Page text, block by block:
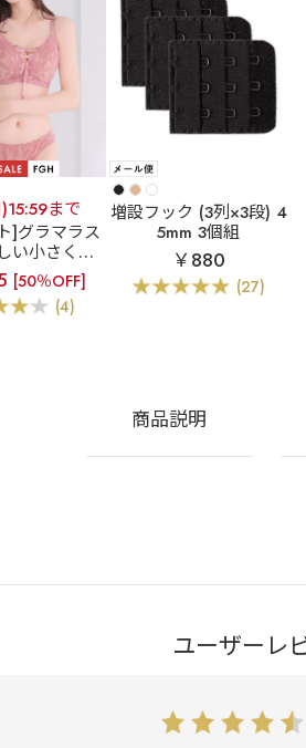
まで
]グラマラス
い小さく見
スレンダー
ブラジャー
(FGHカッ
[50％OFF]
(4)
増設フック (3列×3段) 4
5mm 3個組
￥880
(27)
商品説明
ユーザーレ